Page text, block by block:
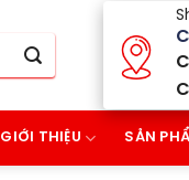
GIỚI THIỆU SẢN